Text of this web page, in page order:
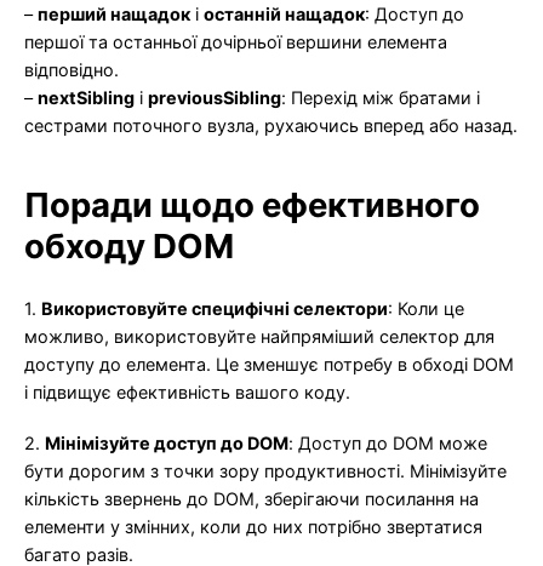
–перший нащадок і останній нащадок: Доступ до
першої та останньої дочірньої вершини елемента
відповідно.
–nextSibling і previousSibling: Перехід між братами і
сестрами поточного вузла, рухаючись вперед або назад.
Поради щодо ефективного
обходу DOM
1. Використовуйте специфічні селектори: Коли це
можливо, використовуйте найпряміший селектор для
доступу до елемента. Це зменшує потребу в обході DOM
і підвищує ефективність вашого коду.
2. Мінімізуйте доступ до DOM: Доступ до DOM може
бути дорогим з точки зору продуктивності. Мінімізуйте
кількість звернень до DOM, зберігаючи посилання на
елементи у змінних, коли до них потрібно звертатися
багато разів.